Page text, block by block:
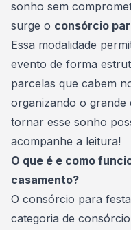
sonho sem
surge o consórcio
Essa modalidade
evento de forma
parcelas que cabem
organizando o grande
tornar esse sonho
acompanhe a leitura!
O que é e como
casamento?
O consórcio para
categoria de